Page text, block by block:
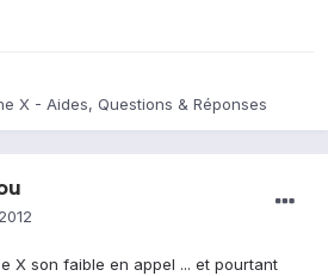
X - Aides, Questions & Réponses
X son faible en appel ... et pourtant